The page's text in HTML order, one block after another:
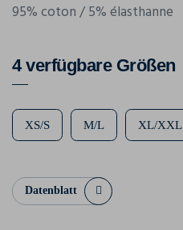
95% coton / 5% élasthanne
4 verfügbare Größen
XS/S M/L XL/XXL
Datenblatt